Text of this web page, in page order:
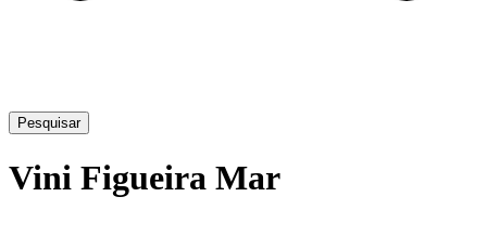
Pesquisar
Vini Figueira Mar